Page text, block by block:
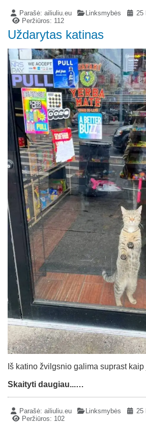
Parašė:ailiuliu.eu Linksmybės
25
Peržiūros: 112
Uždarytas katinas
Iš katino žvilgsnio galima suprast
Skaityti daugiau...…
Parašė:ailiuliu.eu Linksmybės
25
Peržiūros: 102